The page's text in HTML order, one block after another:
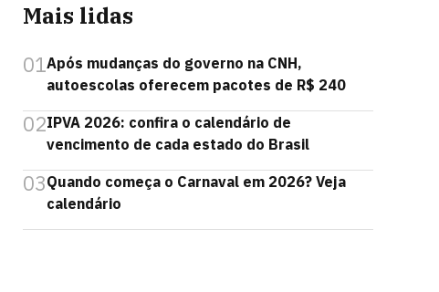
Mais lidas
01Após mudanças do governo na CNH,
autoescolas oferecem pacotes de R$ 240
02IPVA 2026: confira o calendário de
vencimento de cada estado do Brasil
03Quando começa o Carnaval em 2026? Veja
calendário